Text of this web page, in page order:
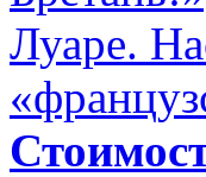
Луаре.